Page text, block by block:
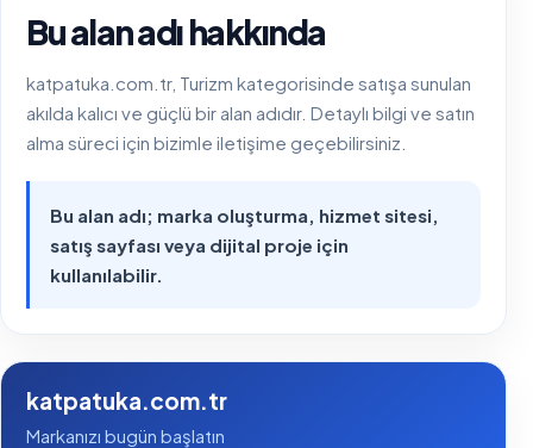
Bu alan adı hakkında
katpatuka.com.tr, Turizm kategorisinde satışa sunulan
akılda kalıcı ve güçlü bir alan adıdır. Detaylı bilgi ve satın
alma süreci için bizimle iletişime geçebilirsiniz.
Bu alan adı; marka oluşturma, hizmet sitesi,
satış sayfası veya dijital proje için
kullanılabilir.
katpatuka.com.tr
Markanızı bugün başlatın